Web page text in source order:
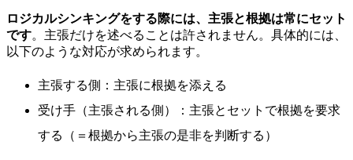
ロジカルシンキングをする際には、主張と根拠は常にセット
です。主張だけを述べることは許されません。具体的には、
以下のような対応が求められます。
主張する側：主張に根拠を添える
受け手（主張される側）：主張とセットで根拠を要求
する（＝根拠から主張の是非を判断する）